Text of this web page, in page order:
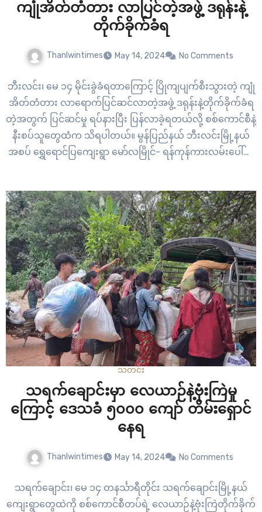
ကျုံအိတ်တံတား လာပြင်တဲ့အဖွဲ့ ဒရုန်းနဲ့
တိုက်ခိုက်ခံရ
Thanlwintimes May 14, 2024 No Comments
ဘီးလင်း၊ မေ ၁၄ မိုင်းခွဲခံရတာကြောင့် ပြိုကျပျက်စီးသွားတဲ့ ကျုံ
အိတ်တံတား လာရောက်ပြင်ဆင်လာတဲ့အဖွဲ့ ဒရုန်းနဲ့တိုက်ခိုက်ခံရ
တဲ့အတွက် ပြင်ဆင်မှု ရပ်နားပြီး ပြန်လာခဲ့ရတယ်လို့ စစ်ကောင်စီနဲ့
နီးစပ်သူတွေထံက သိရပါတယ်။ မွန်ပြည်နယ် ဘီးလင်းမြို့နယ်
အစပ် ရွှေရောင်ပြကျေးရွာ မော်လမြိုင်- ရန်ကုန်ကားလမ်းပေါ်မှာ
ကြောင့် ပြိုကျပျက်စီးခဲ့ပါတယ်။ အဲဒီနောက် ပြိုကျပျက်စီးသွား
တဲ့တံတားအား မေ…
သတင်း
သရက်ချောင်းမှာ လေယာဉ်နဲ့ဗုံးကြဲမှု
ကြောင့် ဒေသခံ ၅၀၀၀ ကျော် တိမ်းရှောင်
နေရ
Thanlwintimes May 14, 2024 No Comments
သရက်ချောင်း၊ မေ ၁၄ တနင်္သာရီတိုင်း သရက်ချောင်းမြို့နယ်
ကျေးရွာတွေထဲကို စစ်ကောင်စီတပ်ရဲ့ လေယာဉ်နဲ့ဗုံးကြဲတိုက်ခိုက်